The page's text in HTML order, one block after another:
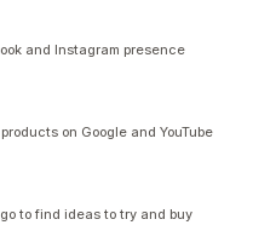
and Instagram presence
on Google and YouTube
to find ideas to try and buy